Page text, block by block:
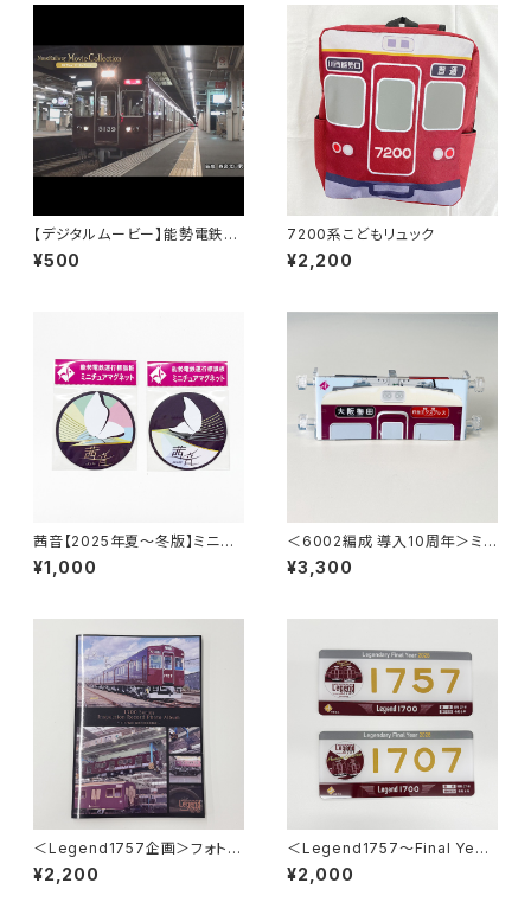
【デジタルムービー】能勢電鉄51
00系 誕生までの記録
¥500
7200系こどもリュック
¥2,200
茜音【2025年夏～冬版】ミニチ
ュアマグネット2枚セット
¥1,000
＜6002編成 導入10周年＞ミニ
ミニ方向幕（2連式）
¥3,300
＜Legend1757企画＞フォトア
ルバム Inspection Record ～
最後の重要部検査～
¥2,200
＜Legend1757～Final Year
2026～＞車内掲出プレート2枚
セット
¥2,000